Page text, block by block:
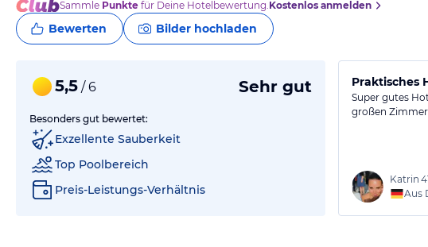
Sammle Punkte für Deine Hotelbewertung.Kostenlos anmelden
Bewerten Bilder hochladen
5,5 / 6 Sehr gut
Besonders gut bewertet:
Exzellente Sauberkeit
Top Poolbereich
Preis-Leistungs-Verhältnis
Praktisches
Super gutes
großen
Katrin
Aus